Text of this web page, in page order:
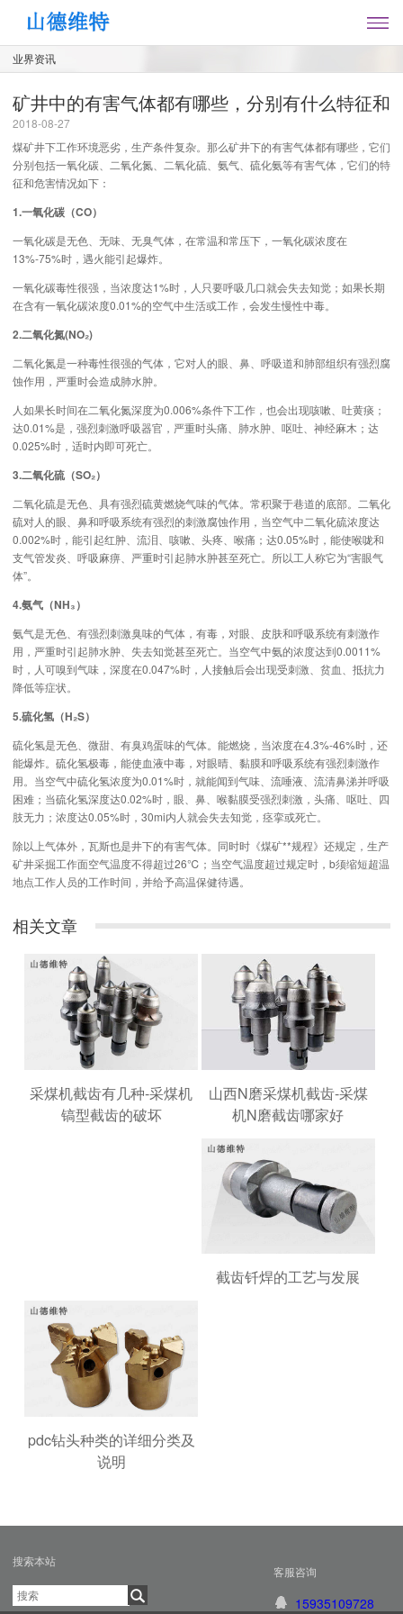
业界资讯
矿井中的有害气体都有哪些，分别有什么特征和
2018-08-27
煤矿井下工作环境恶劣，生产条件复杂。那么矿井下的有害气体都有哪些，它们
分别包括一氧化碳、二氧化氮、二氧化硫、氨气、硫化氨等有害气体，它们的特
征和危害情况如下：
1.一氧化碳（CO）
一氧化碳是无色、无味、无臭气体，在常温和常压下，一氧化碳浓度在
13%-75%时，遇火能引起爆炸。
一氧化碳毒性很强，当浓度达1%时，人只要呼吸几口就会失去知觉；如果长期
在含有一氧化碳浓度0.01%的空气中生活或工作，会发生慢性中毒。
2.二氧化氮(NO₂)
二氧化氮是一种毒性很强的气体，它对人的眼、鼻、呼吸道和肺部组织有强烈腐
蚀作用，严重时会造成肺水肿。
人如果长时间在二氧化氮深度为0.006%条件下工作，也会出现咳嗽、吐黄痰；
达0.01%是，强烈刺激呼吸器官，严重时头痛、肺水肿、呕吐、神经麻木；达
0.025%时，适时内即可死亡。
3.二氧化硫（SO₂）
二氧化硫是无色、具有强烈硫黄燃烧气味的气体。常积聚于巷道的底部。二氧化
硫对人的眼、鼻和呼吸系统有强烈的刺激腐蚀作用，当空气中二氧化硫浓度达
0.002%时，能引起红肿、流泪、咳嗽、头疼、喉痛；达0.05%时，能使喉咙和
支气管发炎、呼吸麻痹、严重时引起肺水肿甚至死亡。所以工人称它为“害眼气
体”。
4.氨气（NH₃）
氨气是无色、有强烈刺激臭味的气体，有毒，对眼、皮肤和呼吸系统有刺激作
用，严重时引起肺水肿、失去知觉甚至死亡。当空气中氨的浓度达到0.0011%
时，人可嗅到气味，深度在0.047%时，人接触后会出现受刺激、贫血、抵抗力
降低等症状。
5.硫化氢（H₂S）
硫化氢是无色、微甜、有臭鸡蛋味的气体。能燃烧，当浓度在4.3%-46%时，还
能爆炸。硫化氢极毒，能使血液中毒，对眼晴、黏膜和呼吸系统有强烈刺激作
用。当空气中硫化氢浓度为0.01%时，就能闻到气味、流唾液、流清鼻涕并呼吸
困难；当硫化氢深度达0.02%时，眼、鼻、喉黏膜受强烈刺激，头痛、呕吐、四
肢无力；浓度达0.05%时，30mi内人就会失去知觉，痉挛或死亡。
除以上气体外，瓦斯也是井下的有害气体。同时时《煤矿**规程》还规定，生产
矿井采掘工作面空气温度不得超过26℃；当空气温度超过规定时，b须缩短超温
地点工作人员的工作时间，并给予高温保健待遇。
相关文章
采煤机截齿有几种-采煤机
镐型截齿的破坏
山西N磨采煤机截齿-采煤
机N磨截齿哪家好
截齿钎焊的工艺与发展
pdc钻头种类的详细分类及
说明
搜索本站
客服咨询
15935109728